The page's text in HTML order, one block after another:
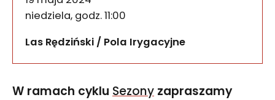
niedziela, godz. 11:00
Las Rędziński / Pola Irygacyjne
W ramach cyklu Sezony zapraszamy